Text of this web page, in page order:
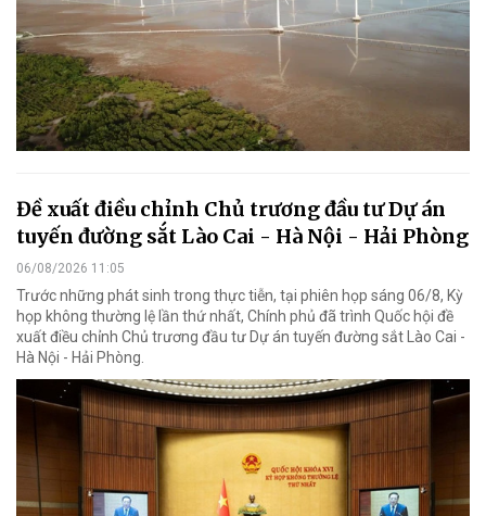
Đề xuất điều chỉnh Chủ trương đầu tư Dự án
tuyến đường sắt Lào Cai - Hà Nội - Hải Phòng
06/08/2026 11:05
Trước những phát sinh trong thực tiễn, tại phiên họp sáng 06/8, Kỳ
họp không thường lệ lần thứ nhất, Chính phủ đã trình Quốc hội đề
xuất điều chỉnh Chủ trương đầu tư Dự án tuyến đường sắt Lào Cai -
Hà Nội - Hải Phòng.